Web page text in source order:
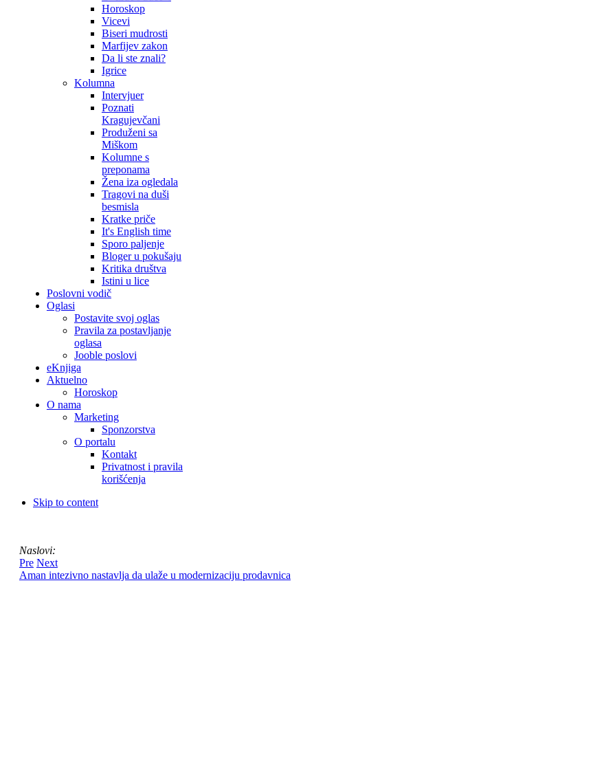
Horoskop
Vicevi
Biseri mudrosti
Marfijev zakon
Da li ste znali?
Igrice
Kolumna
Intervjuer
Poznati
Kragujevčani
Produženi sa
Miškom
Kolumne s
preponama
Žena iza ogledala
Tragovi na duši
besmisla
Kratke priče
It's English time
Sporo paljenje
Bloger u pokušaju
Kritika društva
Istini u lice
Poslovni vodič
Oglasi
Postavite svoj oglas
Pravila za postavljanje
oglasa
Jooble poslovi
eKnjiga
Aktuelno
Horoskop
O nama
Marketing
Sponzorstva
O portalu
Kontakt
Privatnost i pravila
korišćenja
Skip to content
Naslovi:
Pre Next
Aman intezivno nastavlja da ulaže u modernizaciju prodavnica